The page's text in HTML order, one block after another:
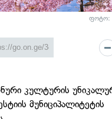
ფოტო:
კულტურის
მუნიციპალიტეტის